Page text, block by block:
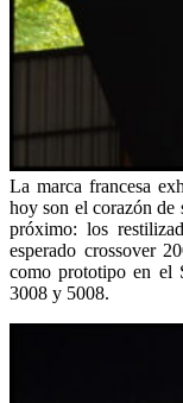
La marca francesa
hoy son el corazón de
próximo: los
esperado crossover
como prototipo en el
3008 y 5008.